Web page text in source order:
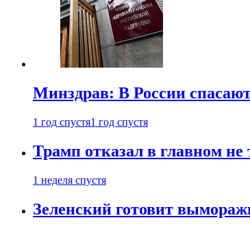
Минздрав: В России
1 год спустя1 год спустя
Трамп отказал в главном не
1 неделя спустя
Зеленский готовит